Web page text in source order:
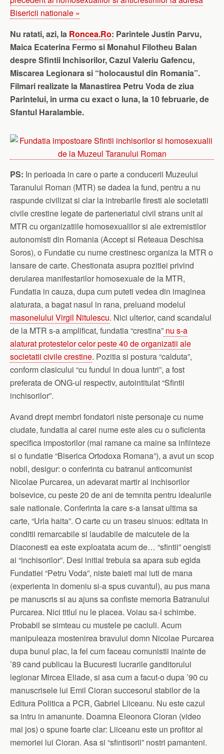
Bisericii nationale »
Nu ratati, azi, la Roncea.Ro: Parintele Justin Parvu,
Maica Ecaterina Fermo si Monahul Filotheu Balan
despre Sfintii Inchisorilor, Cazul Valeriu Gafencu,
Miscarea Legionara si “holocaustul din Romania”.
Filmari realizate la Manastirea Petru Voda de ziua
Parintelui, in urma cu exact o luna, la 10 februarie, de
Sfantul Haralambie.
PS: In perioada in care o parte a conducerii Muzeului
Taranului Roman (MTR) se dadea la fund, pentru a nu
raspunde civilizat si clar la intrebarile firesti ale societatii
civile crestine legate de parteneriatul civil strans unit al
MTR cu organizatiile homosexualilor si ale extremistilor
autonomisti din Romania (Accept si Reteaua Deschisa
Soros), o Fundatie cu nume crestinesc organiza la MTR o
lansare de carte. Chestionata asupra pozitiei privind
derularea manifestarilor homosexuale de la MTR,
Fundatia in cauza, dupa cum puteti vedea din imaginea
alaturata, a bagat nasul in rana, preluand modelul
masonelului Virgil Nitulescu. Nici ulterior, cand scandalul
de la MTR s-a amplificat, fundatia “crestina” nu s-a
alaturat protestelor celor peste 40 de organizatii ale
societatii civile crestine. Pozitia si postura “calduta”,
conform clasicului “cu fundul in doua luntri”, a fost
preferata de ONG-ul respectiv, autointitulat “Sfintii
inchisorilor”.
Avand drept membri fondatori niste personaje cu nume
ciudate, fundatia al carei nume este ales cu o suficienta
specifica impostorilor (mai ramane ca maine sa infiinteze
si o fundatie “Biserica Ortodoxa Romana”), a avut un scop
nobil, desigur: o conferinta cu batranul anticomunist
Nicolae Purcarea, un adevarat martir al inchisorilor
bolsevice, cu peste 20 de ani de temnita pentru idealurile
sale nationale. Conferinta la care s-a lansat ultima sa
carte, “Urla haita”. O carte cu un traseu sinuos: editata in
conditii remarcabile si laudabile de maicutele de la
Diaconesti ea este exploatata acum de… “sfintii” oengisti
ai “inchisorilor”. Desi initial trebuia sa apara sub egida
Fundatiei “Petru Voda”, niste baieti mai iuti de mana
(experienta in domeniu si-a spus cuvantul), au pus mana
pe manuscris si au ajuns sa confiste memoria Batranului
Purcarea. Nici titlul nu le placea. Voiau sa-l schimbe.
Probabil se simteau cu mustele pe caciuli. Acum
manipuleaza mostenirea bravului domn Nicolae Purcarea
dupa bunul plac, la fel cum faceau comunistii inainte de
’89 cand publicau la Bucuresti lucrarile ganditorului
legionar Mircea Eliade, si asa cum a facut-o dupa ’90 cu
manuscrisele lui Emil Cioran succesorul stabilor de la
Editura Politica a PCR, Gabriel Liiceanu. Nu este cazul
sa intru in amanunte. Doamna Eleonora Cioran (video
mai jos) o spune foarte clar: Liiceanu este un profitor al
memoriei lui Cioran. Asa si “sfintisorii” nostri pamanteni.